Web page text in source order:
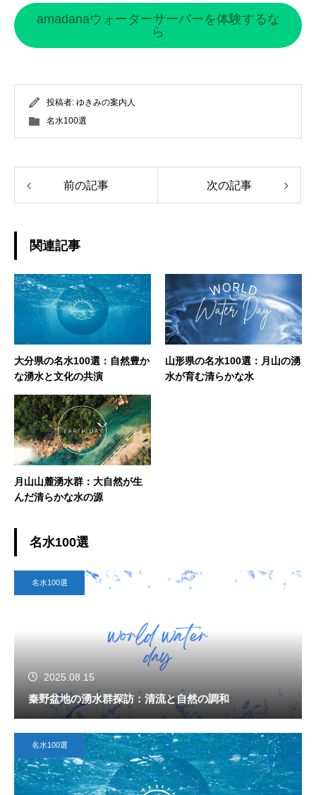
amadanaウォーターサーバーを体験するな
ら
投稿者: ゆきみの案内人
名水100選
前の記事 次の記事
関連記事
大分県の名水100選：自然豊か
な湧水と文化の共演
山形県の名水100選：月山の湧
水が育む清らかな水
月山山麓湧水群：大自然が生
んだ清らかな水の源
名水100選
名水100選
2025.08.15
秦野盆地の湧水群探訪：清流と自然の調和
名水100選